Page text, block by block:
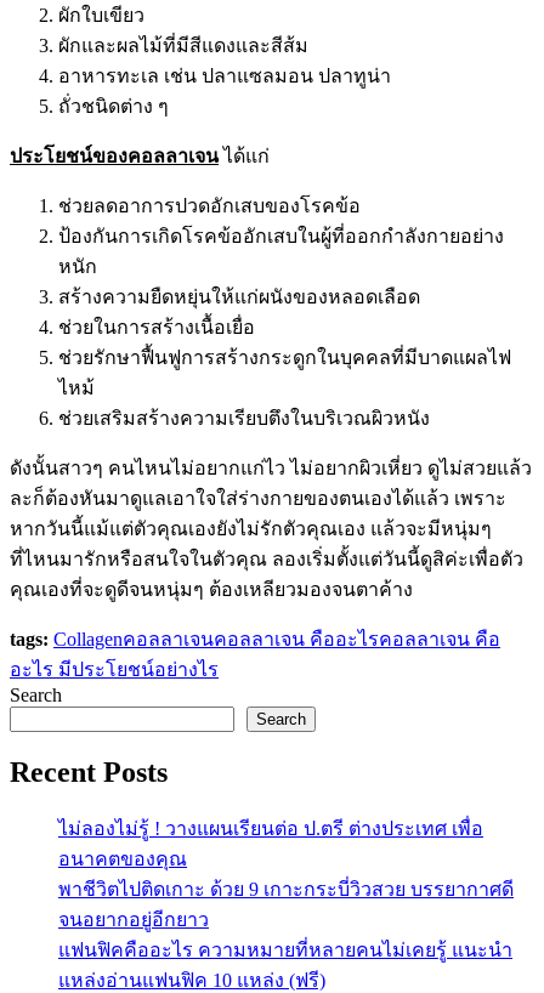
ผักใบเขียว
ผักและผลไม้ที่มีสีแดงและสีส้ม
อาหารทะเล เช่น ปลาแซลมอน ปลาทูน่า
ถั่วชนิดต่าง ๆ
ประโยชน์ของคอลลาเจนได้แก่
ช่วยลดอาการปวดอักเสบของโรคข้อ
ป้องกันการเกิดโรคข้ออักเสบในผู้ที่ออกกำลังกายอย่าง
หนัก
สร้างความยืดหยุ่นให้แก่ผนังของหลอดเลือด
ช่วยในการสร้างเนื้อเยื่อ
ช่วยรักษาฟื้นฟูการสร้างกระดูกในบุคคลที่มีบาดแผลไฟ
ไหม้
ช่วยเสริมสร้างความเรียบตึงในบริเวณผิวหนัง
ดังนั้นสาวๆ คนไหนไม่อยากแก่ไว ไม่อยากผิวเหี่ยว ดูไม่สวยแล้ว
ละก็ต้องหันมาดูแลเอาใจใส่ร่างกายของตนเองได้แล้ว เพราะ
หากวันนี้แม้แต่ตัวคุณเองยังไม่รักตัวคุณเอง แล้วจะมีหนุ่มๆ
ที่ไหนมารักหรือสนใจในตัวคุณ ลองเริ่มตั้งแต่วันนี้ดูสิค่ะเพื่อตัว
คุณเองที่จะดูดีจนหนุ่มๆ ต้องเหลียวมองจนตาค้าง
tags: Collagenคอลลาเจนคอลลาเจน คืออะไรคอลลาเจน คือ
อะไร มีประโยชน์อย่างไร
Search
Search
Recent Posts
ไม่ลองไม่รู้ ! วางแผนเรียนต่อ ป.ตรี ต่างประเทศ เพื่อ
อนาคตของคุณ
พาชีวิตไปติดเกาะ ด้วย 9 เกาะกระบี่วิวสวย บรรยากาศดี
จนอยากอยู่อีกยาว
แฟนฟิคคืออะไร ความหมายที่หลายคนไม่เคยรู้ แนะนำ
แหล่งอ่านแฟนฟิค 10 แหล่ง (ฟรี)